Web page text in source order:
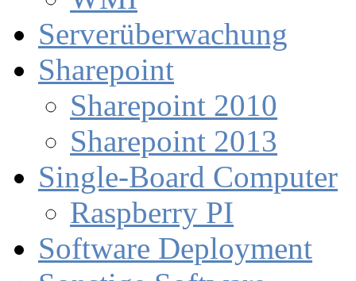
Serverüberwachung
Sharepoint
Sharepoint 2010
Sharepoint 2013
Single-Board Computer
Raspberry PI
Software Deployment